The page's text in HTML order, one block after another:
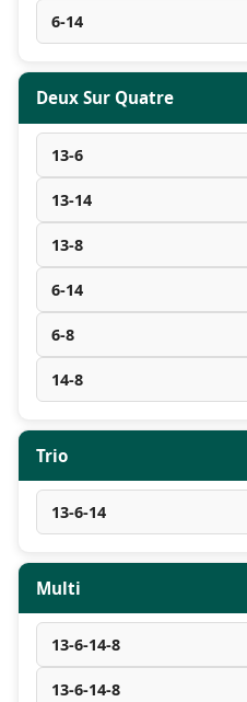
6-14
Deux Sur Quatre
13-6
13-14
13-8
6-14
6-8
14-8
Trio
13-6-14
Multi
13-6-14-8
13-6-14-8